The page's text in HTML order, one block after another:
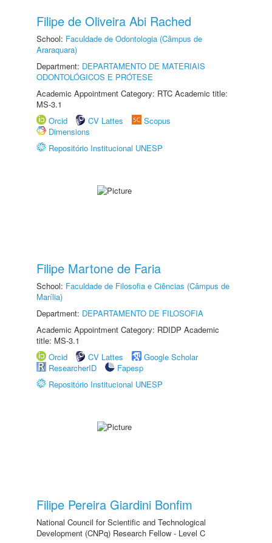
Filipe de Oliveira Abi Rached
School: Faculdade de Odontologia (Câmpus de
Araraquara)
Department: DEPARTAMENTO DE MATERIAIS
ODONTOLÓGICOS E PRÓTESE
Academic Appointment Category: RTC Academic title:
MS-3.1
Orcid
CV Lattes
Scopus
Dimensions
Repositório Institucional UNESP
Filipe Martone de Faria
School: Faculdade de Filosofia e Ciências (Câmpus de
Marília)
Department: DEPARTAMENTO DE FILOSOFIA
Academic Appointment Category: RDIDP Academic
title: MS-3.1
Orcid
CV Lattes
Google Scholar
ResearcherID
Fapesp
Repositório Institucional UNESP
Filipe Pereira Giardini Bonfim
National Council for Scientific and Technological
Development (CNPq) Research Fellow - Level C